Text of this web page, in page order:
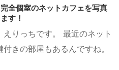
全個室のネットカフェを写真
す！
えりっちです。 最近のネット
きの部屋もあるんですね。